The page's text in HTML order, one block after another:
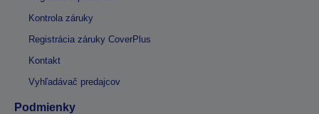
Kontrola záruky
Registrácia záruky CoverPlus
Kontakt
Vyhľadávač predajcov
Podmienky